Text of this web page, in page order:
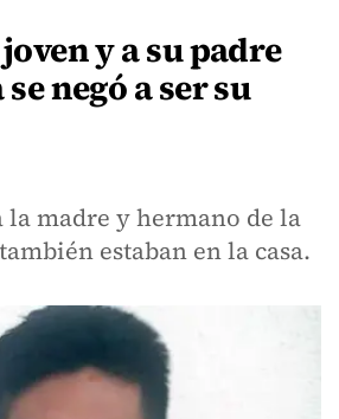
y a su padre
negó a ser su
la madre y hermano de la
estaban en la casa.